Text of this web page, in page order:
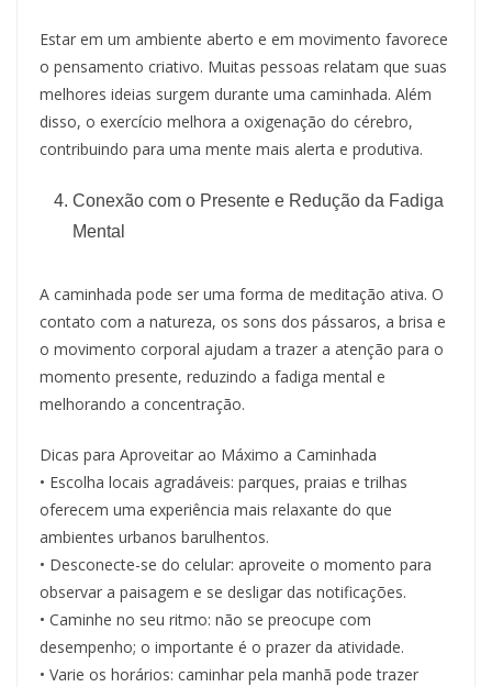
Estar em um ambiente aberto e em movimento favorece
o pensamento criativo. Muitas pessoas relatam que suas
melhores ideias surgem durante uma caminhada. Além
disso, o exercício melhora a oxigenação do cérebro,
contribuindo para uma mente mais alerta e produtiva.
Conexão com o Presente e Redução da Fadiga
Mental
A caminhada pode ser uma forma de meditação ativa. O
contato com a natureza, os sons dos pássaros, a brisa e
o movimento corporal ajudam a trazer a atenção para o
momento presente, reduzindo a fadiga mental e
melhorando a concentração.
Dicas para Aproveitar ao Máximo a Caminhada
• Escolha locais agradáveis: parques, praias e trilhas
oferecem uma experiência mais relaxante do que
ambientes urbanos barulhentos.
• Desconecte-se do celular: aproveite o momento para
observar a paisagem e se desligar das notificações.
• Caminhe no seu ritmo: não se preocupe com
desempenho; o importante é o prazer da atividade.
• Varie os horários: caminhar pela manhã pode trazer